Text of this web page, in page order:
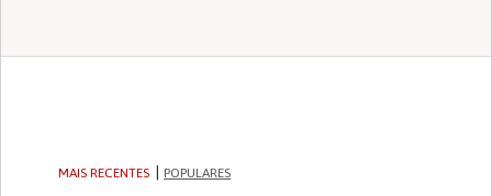
MAIS RECENTES POPULARES